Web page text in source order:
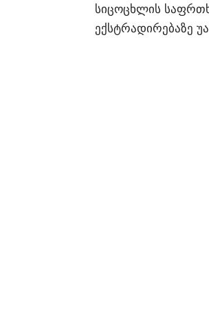
სიცოცხლის
ექსტრადირებაზე